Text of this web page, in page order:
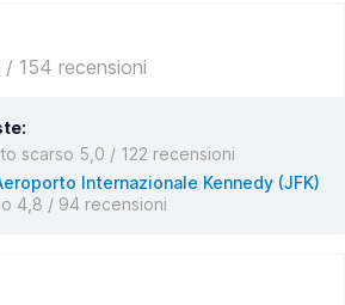
154 recensioni
scarso 5,0 / 122 recensioni
Internazionale Kennedy (JFK)
4,8 / 94 recensioni